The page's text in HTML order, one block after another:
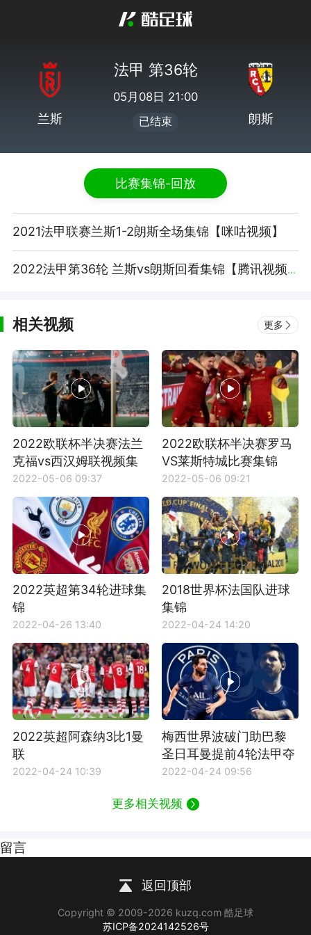
兰斯
法甲 第36轮
05月08日 21:00
已结束 朗斯
比赛集锦-回放
2021法甲联赛兰斯1-2朗斯全场集锦【咪咕视频】
2022法甲第36轮 兰斯vs朗斯回看集锦【腾讯视频】
相关视频 更多
2022欧联杯半决赛法兰
克福vs西汉姆联视频集
锦
2022-05-06 09:37
2022欧联杯半决赛罗马
VS莱斯特城比赛集锦
2022-05-06 09:21
2022英超第34轮进球集
锦
2022-04-26 13:40
2018世界杯法国队进球
集锦
2022-04-24 14:20
2022英超阿森纳3比1曼
联
2022-04-24 10:39
梅西世界波破门助巴黎
圣日耳曼提前4轮法甲夺
冠
2022-04-24 09:56
更多相关视频
留言
返回顶部
Copyright © 2009-2026 kuzq.com 酷足球
苏ICP备2024142526号